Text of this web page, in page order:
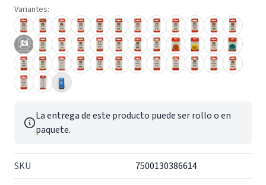
Variantes:
La entrega de este producto puede ser rollo o en
paquete.
SKU
7500130386614